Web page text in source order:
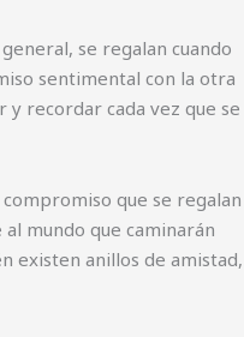
se regalan cuando
sentimental con la otra
recordar cada vez que se
que se regalan
mundo que caminarán
existen anillos de amistad,